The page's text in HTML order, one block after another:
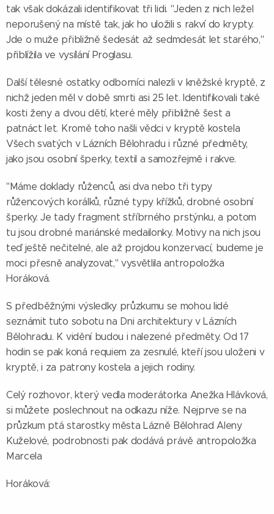
tak však dokázali identifikovat tři lidi. "Jeden z nich ležel
neporušený na místě tak, jak ho uložili s rakví do krypty.
Jde o muže přibližně šedesát až sedmdesát let starého,"
přiblížila ve vysílání Proglasu.
Další tělesné ostatky odborníci nalezli v kněžské kryptě, z
nichž jeden měl v době smrti asi 25 let. Identifikovali také
kosti ženy a dvou dětí, které měly přibližně šest a
patnáct let. Kromě toho našli vědci v kryptě kostela
Všech svatých v Lázních Bělohradu i různé předměty,
jako jsou osobní šperky, textil a samozřejmě i rakve.
"Máme doklady růženců, asi dva nebo tři typy
růžencových korálků, různé typy křížků, drobné osobní
šperky. Je tady fragment stříbrného prstýnku, a potom
tu jsou drobné mariánské medailonky. Motivy na nich jsou
teď ještě nečitelné, ale až projdou konzervací, budeme je
moci přesně analyzovat," vysvětlila antropoložka
Horáková.
S předběžnými výsledky průzkumu se mohou lidé
seznámit tuto sobotu na Dni architektury v Lázních
Bělohradu. K vidění budou i nalezené předměty. Od 17
hodin se pak koná requiem za zesnulé, kteří jsou uloženi v
kryptě, i za patrony kostela a jejich rodiny.
Celý rozhovor, který vedla moderátorka Anežka Hlávková,
si můžete poslechnout na odkazu níže. Nejprve se na
průzkum ptá starostky města Lázně Bělohrad Aleny
Kuželové, podrobnosti pak dodává právě antropoložka
Marcela
Horáková: